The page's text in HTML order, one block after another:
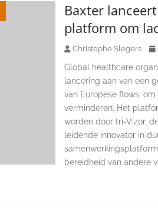
Baxter
platform om
Christophe Slegers
Global healthcare
lancering aan van een
van Europese flows,
verminderen. Het
worden door tri-Vizor,
leidende innovator in
bereidheid van andere